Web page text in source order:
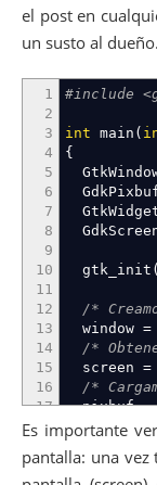
el post en
un susto al dueño.
1
2
3
4
5
6
7
8
9
10
11
12
13
14
15
16
17
18
20
#include
int main (
{
gtk_init (
/*
window =
/*
screen =
/*
pixbuf=
Es importante
pantalla: una